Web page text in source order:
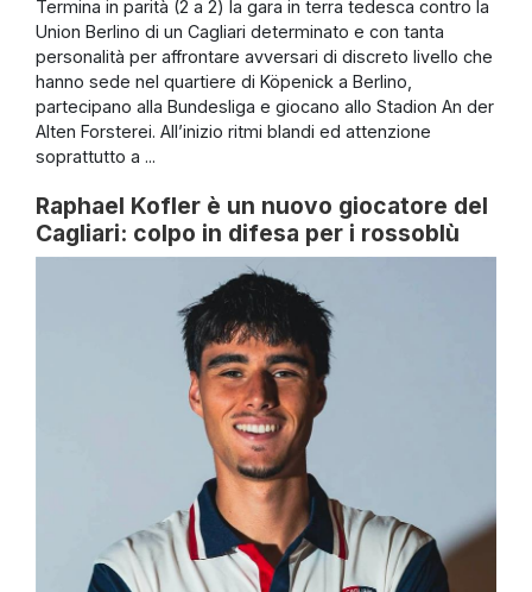
Termina in parità (2 a 2) la gara in terra tedesca contro la
Union Berlino di un Cagliari determinato e con tanta
personalità per affrontare avversari di discreto livello che
hanno sede nel quartiere di Köpenick a Berlino,
partecipano alla Bundesliga e giocano allo Stadion An der
Alten Forsterei. All’inizio ritmi blandi ed attenzione
soprattutto a ...
Raphael Kofler è un nuovo giocatore del
Cagliari: colpo in difesa per i rossoblù